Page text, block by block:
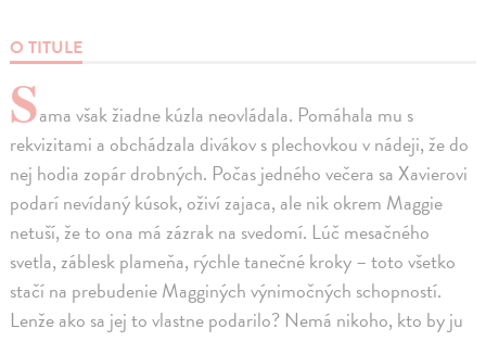
O TITULE
Sama však žiadne kúzla neovládala. Pomáhala mu s
rekvizitami a obchádzala divákov s plechovkou v nádeji, že do
nej hodia zopár drobných. Počas jedného večera sa Xavierovi
podarí nevídaný kúsok, oživí zajaca, ale nik okrem Maggie
netuší, že to ona má zázrak na svedomí. Lúč mesačného
svetla, záblesk plameňa, rýchle tanečné kroky – toto všetko
stačí na prebudenie Magginých výnimočných schopností.
Lenže ako sa jej to vlastne podarilo? Nemá nikoho, kto by ju